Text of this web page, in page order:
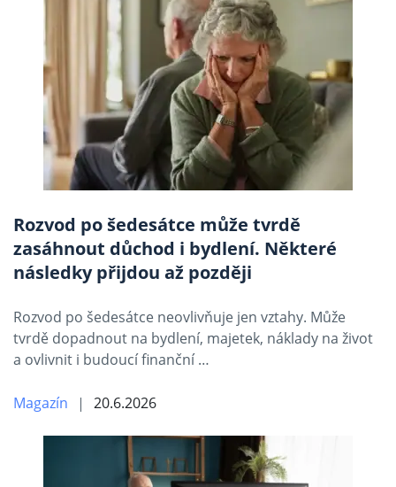
Rozvod po šedesátce může tvrdě
zasáhnout důchod i bydlení. Některé
následky přijdou až později
Rozvod po šedesátce neovlivňuje jen vztahy. Může
tvrdě dopadnout na bydlení, majetek, náklady na život
a ovlivnit i budoucí finanční …
Magazín 20.6.2026